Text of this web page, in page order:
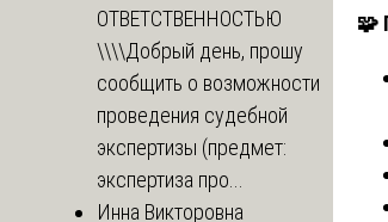
🧩
ОТВЕТСТВЕННОСТЬЮ
\\\\Добрый день, прошу
сообщить о возможности
проведения судебной
экспертизы (предмет:
экспертиза про...
Инна Викторовна